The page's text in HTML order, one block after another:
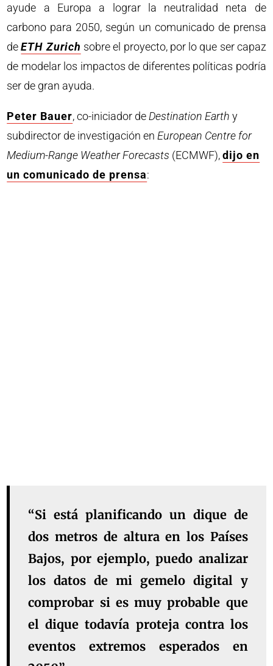
ayude a Europa a lograr la neutralidad neta de
carbono para 2050, según un comunicado de prensa
deETH Zurich sobre el proyecto, por lo que ser capaz
de modelar los impactos de diferentes políticas podría
ser de gran ayuda.
Peter Bauer, co-iniciador de Destination Earth y
subdirector de investigación en European Centre for
Medium-Range Weather Forecasts (ECMWF),dijo en
un comunicado de prensa:
“Si está planificando un dique de
dos metros de altura en los Países
Bajos, por ejemplo, puedo analizar
los datos de mi gemelo digital y
comprobar si es muy probable que
el dique todavía proteja contra los
eventos extremos esperados en